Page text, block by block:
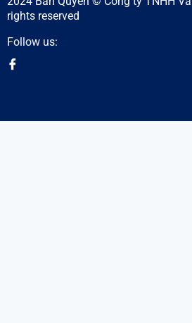
rights reserved
Follow us: